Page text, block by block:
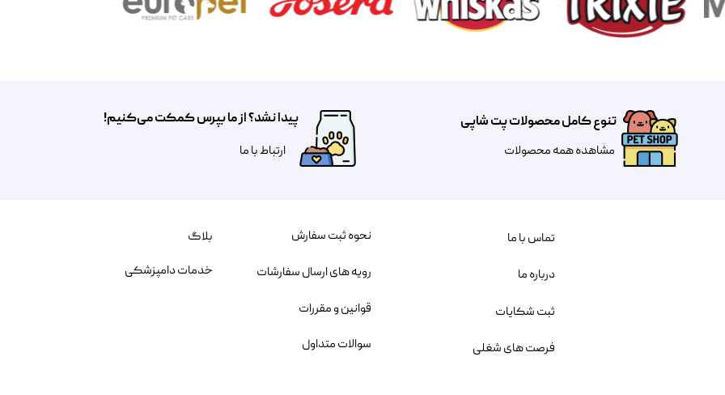
تنوع کامل محصولات پت شاپی
مشاهده همه محصولات
پیدا نشد؟ از ما بپرس کمکت می‌کنیم!
​​​ارتباط با ما
نحوه ثبت سفارش
رویه های ارسال سفارشات
قوانین و مقررات
سوالات متداول
تماس با ما
درباره ما
ثبت شکایات
فرصت های شغلی
بلاگ
خدمات دامپزشکی